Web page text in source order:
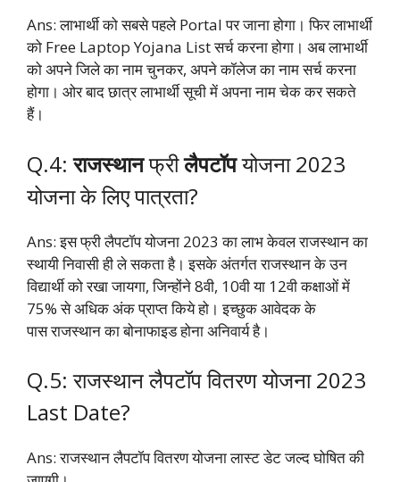
Ans: लाभार्थी को सबसे पहले Portal पर जाना होगा। फिर लाभार्थी
को Free Laptop Yojana List सर्च करना होगा। अब लाभार्थी
को अपने जिले का नाम चुनकर, अपने कॉलेज का नाम सर्च करना
होगा। ओर बाद छात्र लाभार्थी सूची में अपना नाम चेक कर सकते
हैं।
Q.4:राजस्थानफ्रीलैपटॉपयोजना 2023
योजना के लिए पात्रता?
Ans: इस फ्री लैपटॉप योजना 2023 का लाभ केवल राजस्थान का
स्थायी निवासी ही ले सकता है। इसके अंतर्गत राजस्थान के उन
विद्यार्थी को रखा जायगा, जिन्होंने 8वी, 10वी या 12वी कक्षाओं में
75% से अधिक अंक प्राप्त किये हो। इच्छुक आवेदक के
पास राजस्थान का बोनाफाइड होना अनिवार्य है।
Q.5: राजस्थान लैपटॉप वितरण योजना 2023
Last Date?
Ans: राजस्थान लैपटॉप वितरण योजना लास्ट डेट जल्द घोषित की